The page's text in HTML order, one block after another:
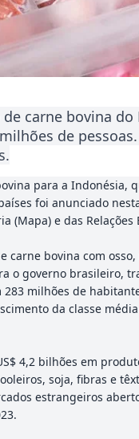
carne bovina do
de
para a Indonésia,
foi anunciado
(Mapa) e das Relações
carne bovina com
o governo brasileiro,
milhões de
da classe
4,2 bilhões em
soja, fibras e
estrangeiros